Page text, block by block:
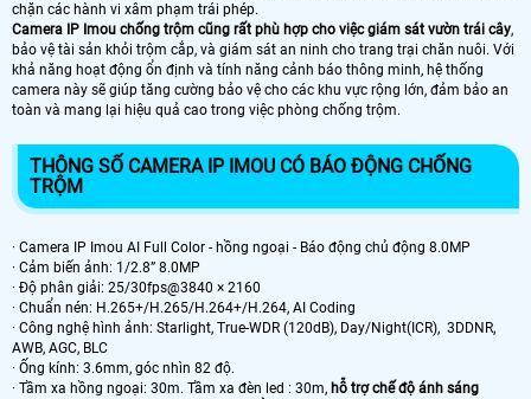
chặn các hành vi xâm phạm trái phép.
Camera IP Imou chống trộm cũng rất phù hợp cho việc giám sát vườn trái cây,
bảo vệ tài sản khỏi trộm cắp, và giám sát an ninh cho trang trại chăn nuôi. Với
khả năng hoạt động ổn định và tính năng cảnh báo thông minh, hệ thống
camera này sẽ giúp tăng cường bảo vệ cho các khu vực rộng lớn, đảm bảo an
toàn và mang lại hiệu quả cao trong việc phòng chống trộm.
THÔNG SỐ CAMERA IP IMOU CÓ BÁO ĐỘNG CHỐNG
TRỘM
· Camera IP Imou AI Full Color - hồng ngoại - Báo động chủ động 8.0MP
· Cảm biến ảnh: 1/2.8” 8.0MP
· Độ phân giải: 25/30fps@3840 × 2160
· Chuẩn nén: H.265+/H.265/H.264+/H.264, AI Coding
· Công nghệ hình ảnh: Starlight, True-WDR (120dB), Day/Night(ICR), 3DDNR,
AWB, AGC, BLC
· Ống kính: 3.6mm, góc nhìn 82 độ.
· Tầm xa hồng ngoại: 30m. Tầm xa đèn led : 30m, hỗ trợ chế độ ánh sáng